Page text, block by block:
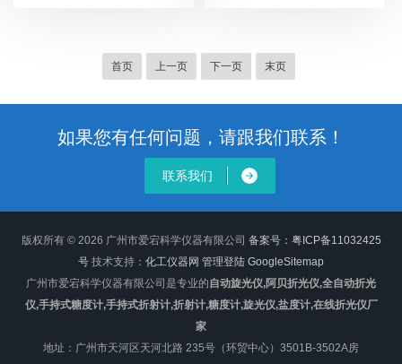
首页 上一页 下一页 末页
如果您有任何问题，请跟我们联系！
联系我们
版权所有 © 2026 广州市爱宕科学仪器有限公司 备案号：粤ICP备11032425
号 技术支持： 化工仪器网 管理登陆 GoogleSitemap
广州市爱宕科学仪器有限公司是专业的自动旋光仪,阿贝折光仪,全自动折光
仪,手持式糖度计,手持式折射计,折射计,糖度计,旋光仪,盐度计,在线折光仪厂
家
地址：广州市天河区天河北路 235号（环贸中心）3501B-3502A房